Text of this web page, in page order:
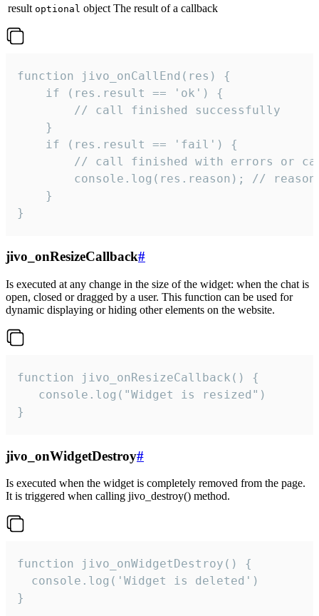
result optional object The result of a callback
function jivo_onCallEnd(res) {
    if (res.result == 'ok') {
        // call finished successfully
    }
    if (res.result == 'fail') {
// call finished with errors or
console.log(res.reason); //
    }
}
jivo_onResizeCallback#
Is executed at any change in the size of the widget: when the chat is
open, closed or dragged by a user. This function can be used for
dynamic displaying or hiding other elements on the website.
function jivo_onResizeCallback() {
   console.log("Widget is resized")
}
jivo_onWidgetDestroy#
Is executed when the widget is completely removed from the page.
It is triggered when calling jivo_destroy() method.
function jivo_onWidgetDestroy() {
  console.log('Widget is deleted')
}